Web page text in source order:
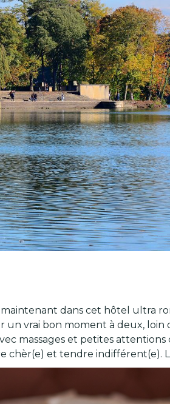
maintenant dans cet hôtel ultra
vrai bon moment à deux, loin
massages et petites attentions
chèr(e) et tendre indifférent(e).